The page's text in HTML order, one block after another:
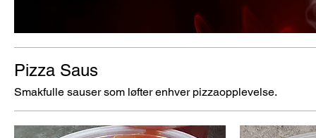
Pizza Saus
Smakfulle sauser som løfter enhver pizzaopplevelse.